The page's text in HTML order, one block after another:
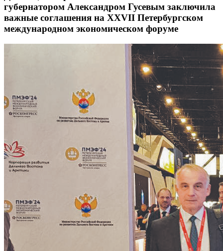
губернатором Александром Гусевым заключила
важные соглашения на XXVII Петербургском
международном экономическом форуме